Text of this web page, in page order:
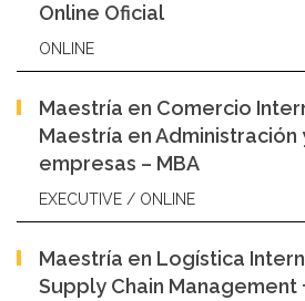
Online Oficial
ONLINE
Maestría en Comercio
Maestría en Administración
empresas – MBA
EXECUTIVE / ONLINE
Maestría en Logística
Supply Chain Management